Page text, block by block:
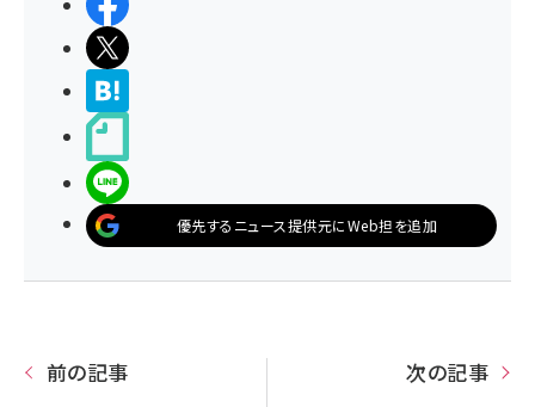
優先するニュース提供元にWeb担を追加
前の記事 次の記事